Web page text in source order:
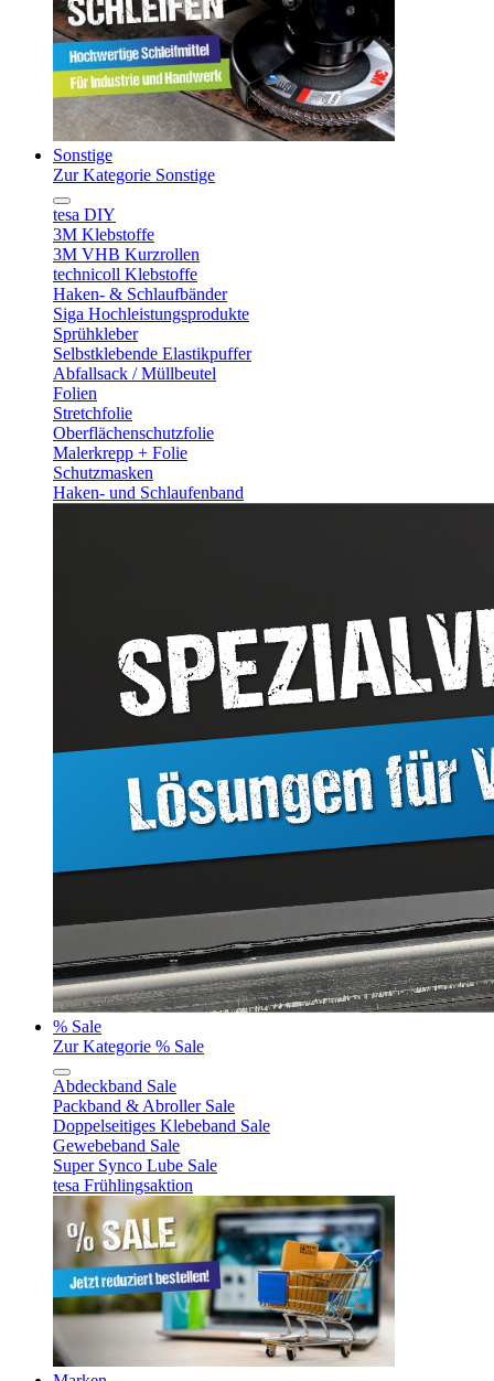
Sonstige
Zur Kategorie Sonstige
tesa DIY
3M Klebstoffe
3M VHB Kurzrollen
technicoll Klebstoffe
Haken- & Schlaufbänder
Siga Hochleistungsprodukte
Sprühkleber
Selbstklebende Elastikpuffer
Abfallsack / Müllbeutel
Folien
Stretchfolie
Oberflächenschutzfolie
Malerkrepp + Folie
Schutzmasken
Haken- und Schlaufenband
% Sale
Zur Kategorie % Sale
Abdeckband Sale
Packband & Abroller Sale
Doppelseitiges Klebeband Sale
Gewebeband Sale
Super Synco Lube Sale
tesa Frühlingsaktion